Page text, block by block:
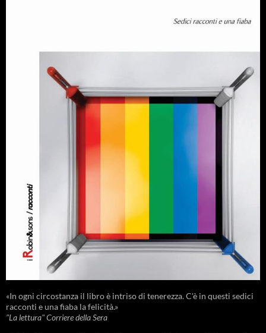
«In ogni circostanza il libro è intriso di tenerezza. C'è in questi sedici
racconti e una fiaba la felicità.»
"La lettura" Corriere della Sera